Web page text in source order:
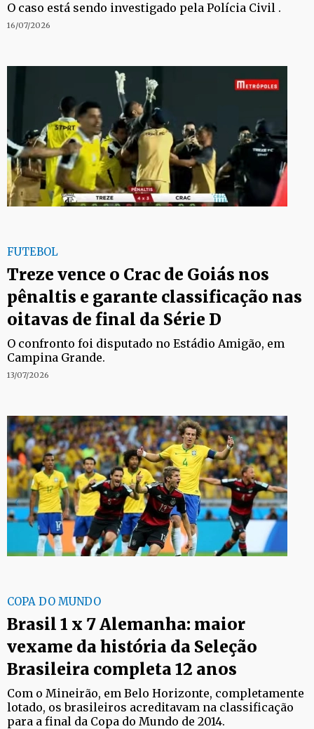
O caso está sendo investigado pela Polícia Civil .
16/07/2026
FUTEBOL
Treze vence o Crac de Goiás nos
pênaltis e garante classificação nas
oitavas de final da Série D
O confronto foi disputado no Estádio Amigão, em
Campina Grande.
13/07/2026
COPA DO MUNDO
Brasil 1 x 7 Alemanha: maior
vexame da história da Seleção
Brasileira completa 12 anos
Com o Mineirão, em Belo Horizonte, completamente
lotado, os brasileiros acreditavam na classificação
para a final da Copa do Mundo de 2014.